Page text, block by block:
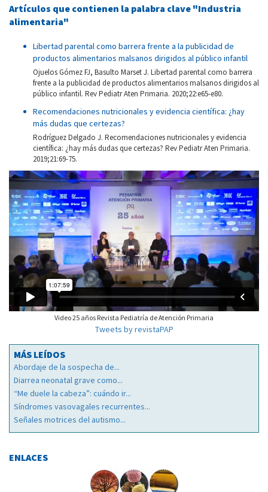
Artículos que contienen la palabra clave "Industria
alimentaria"
Libertad parental como barrera frente a la publicidad de
productos alimentarios malsanos dirigidos al público infantil
Ojuelos Gómez FJ, Basulto Marset J. Libertad parental como barrera
frente a la publicidad de productos alimentarios malsanos dirigidos al
público infantil. Rev Pediatr Aten Primaria. 2020;22:e65-e80.
Recomendaciones nutricionales y evidencia científica: ¿hay
más dudas que certezas?
Rodríguez Delgado J. Recomendaciones nutricionales y evidencia
científica: ¿hay más dudas que certezas? Rev Pediatr Aten Primaria.
2019;21:69-75.
Video 25 años Revista Pediatría de Atención Primaria
Tweets by revistaPAP
MÁS LEÍDOS
Abordaje de la sospecha de...
Diarrea neonatal grave como...
“Me duele la cabeza”: cuándo ir...
Síndromes vasovagales recurrentes...
Señales motrices del autismo...
ENLACES